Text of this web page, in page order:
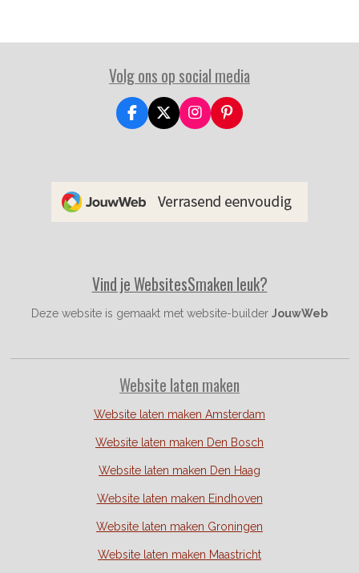
Volg ons op social media
F
a
o
X
I
n
r
P
i
e
Vind je WebsitesSmaken leuk?
Deze website is gemaakt met website-builder JouwWeb
Website laten maken
Website laten maken Amsterdam
Website laten maken Den Bosch
Website laten maken Den Haag
Website laten maken Eindhoven
Website laten maken Groningen
Website laten maken Maastricht